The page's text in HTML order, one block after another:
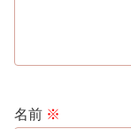
名前 ※